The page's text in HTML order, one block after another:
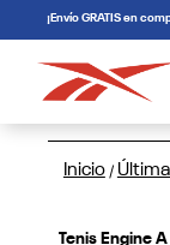
connectif¡Envío GRATIS en
Inicio /
Tenis Engine A